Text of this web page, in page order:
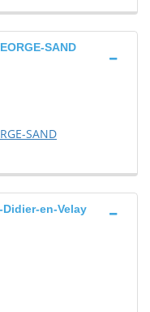
SAND
SAND
Didier-en-Velay